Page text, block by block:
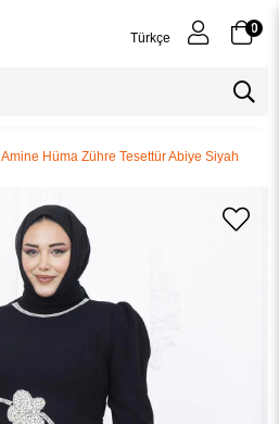
Türkçe
0
Amine Hüma Zühre Tesettür Abiye Siyah